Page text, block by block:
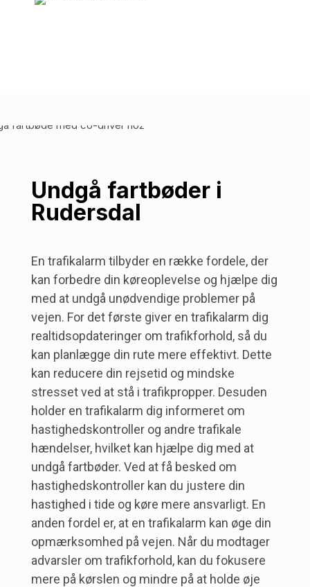
Undgå fartbøder i
Rudersdal
En trafikalarm tilbyder en række fordele, der
kan forbedre din køreoplevelse og hjælpe dig
med at undgå unødvendige problemer på
vejen. For det første giver en trafikalarm dig
realtidsopdateringer om trafikforhold, så du
kan planlægge din rute mere effektivt. Dette
kan reducere din rejsetid og mindske
stresset ved at stå i trafikpropper. Desuden
holder en trafikalarm dig informeret om
hastighedskontroller og andre trafikale
hændelser, hvilket kan hjælpe dig med at
undgå fartbøder. Ved at få besked om
hastighedskontroller kan du justere din
hastighed i tide og køre mere ansvarligt. En
anden fordel er, at en trafikalarm kan øge din
opmærksomhed på vejen. Når du modtager
advarsler om trafikforhold, kan du fokusere
mere på kørslen og mindre på at holde øje